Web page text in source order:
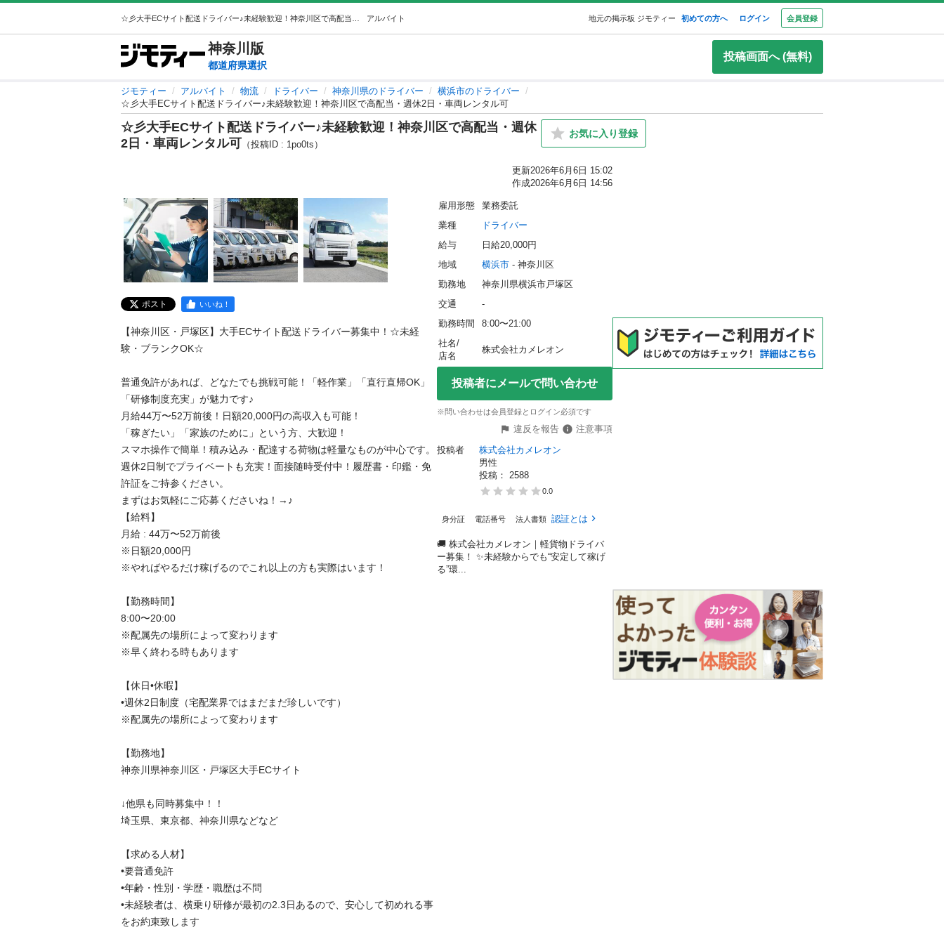
アルバイト 地元の掲示板 ジモティー 初めての方へ ログイン 会員登録
神奈川 版
都道府県選択
投稿画面へ (無料)
ジモティー アルバイト 物流 ドライバー 神奈川県のドライバー
横浜市のドライバー
☆彡大手ECサイト配送ドライバー♪未経験歓迎！神奈川区で高配当・週休2日・車両レンタル可
☆彡大手ECサイト配送ドライバー♪未経験歓迎！神奈川区で高配当・週休
2日・車両レンタル可 （投稿ID : 1po0ts）
お気に入り登録
更新2026年6月6日 15:02
作成2026年6月6日 14:56
ポスト いいね！
【神奈川区・戸塚区】大手ECサイト配送ドライバー募集中！☆未経
験・ブランクOK☆
普通免許があれば、どなたでも挑戦可能！「軽作業」「直行直帰OK」
「研修制度充実」が魅力です♪
月給44万〜52万前後！日額20,000円の高収入も可能！
「稼ぎたい」「家族のために」という方、大歓迎！
スマホ操作で簡単！積み込み・配達する荷物は軽量なものが中心です。
週休2日制でプライベートも充実！面接随時受付中！履歴書・印鑑・免
許証をご持参ください。
まずはお気軽にご応募くださいね！→♪
【給料】
月給 : 44万〜52万前後
※日額20,000円
※やればやるだけ稼げるのでこれ以上の方も実際はいます！
【勤務時間】
8:00〜20:00
※配属先の場所によって変わります
※早く終わる時もあります
【休日•休暇】
•週休2日制度（宅配業界ではまだまだ珍しいです）
※配属先の場所によって変わります
【勤務地】
神奈川県神奈川区・戸塚区大手ECサイト
↓他県も同時募集中！！
埼玉県、東京都、神奈川県などなど
【求める人材】
•要普通免許
•年齢・性別・学歴・職歴は不問
•未経験者は、横乗り研修が最初の2.3日あるので、安心して初めれる事
をお約束致します
雇用形態
業務委託
業種
ドライバー
給与
日給20,000円
地域
横浜市 - 神奈川区
勤務地
神奈川県横浜市戸塚区
交通
-
勤務時間
8:00〜21:00
社名/
店名
株式会社カメレオン
投稿者にメールで問い合わせ
※問い合わせは会員登録とログイン必須です
違反を報告
注意事項
投稿者
株式会社カメレオン
男性
投稿： 2588
0.0
身分証 電話番号 法人書類 認証とは
🚚 株式会社カメレオン｜軽貨物ドライバ
ー募集！ ✨未経験からでも“安定して稼げ
る”環...